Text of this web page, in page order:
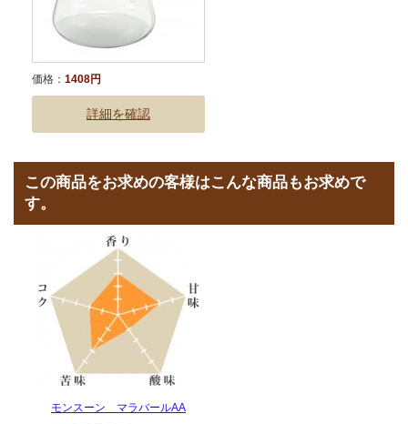
価格： 1408円
詳細を確認
この商品をお求めの客様はこんな商品もお求めで
す。
モンスーン マラバールAA